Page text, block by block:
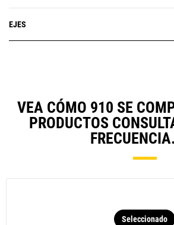
EJES
VEA CÓMO 910 SE
PRODUCTOS
FRECUENCIA.
Seleccionado